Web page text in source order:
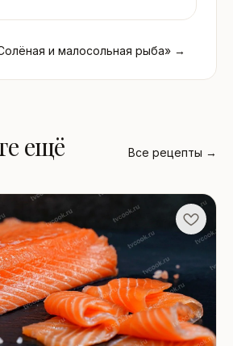
и малосольная рыба» →
ещё Все рецепты →